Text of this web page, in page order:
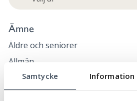
Samtycke Information
Ämne
Äldre och seniorer
Allmän
Arbete och praktik
Biblioteken